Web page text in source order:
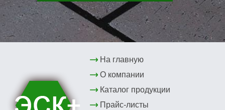
На главную
О компании
Каталог продукции
Прайс-листы